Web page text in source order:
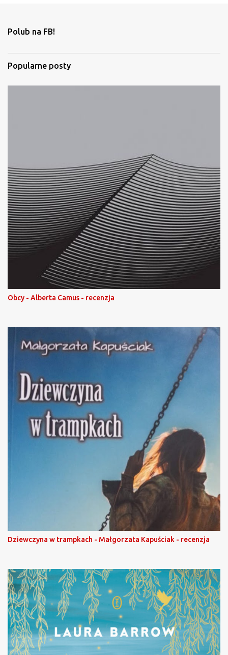
t
r
z
e
Polub na FB!
Popularne posty
Obcy - Alberta Camus - recenzja
Dziewczyna w trampkach - Małgorzata Kapuściak - recenzja